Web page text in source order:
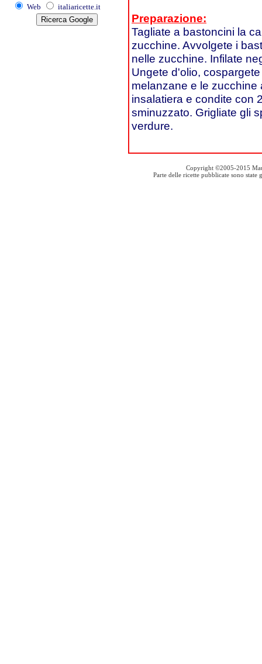
Web italiaricette.it
Preparazione:
Tagliate a bastoncini la
zucchine. Avvolgete i
nelle zucchine. Infilate
Ungete d'olio,
melanzane e le zucchine
insalatiera e condite con
sminuzzato. Grigliate gli
verdure.
Copyright ©2005-2015
Parte delle ricette pubblicate sono state